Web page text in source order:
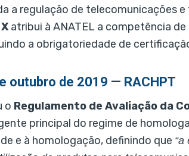
a regulação de telecomunicações
atribui à ANATEL a competência
a obrigatoriedade de
outubro de 2019 — RACHPT
o Regulamento de Avaliação da
principal do regime de
e à homologação, definindo que